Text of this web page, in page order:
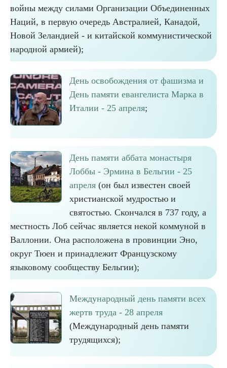
войны между силами Организации Объединенных
Наций, в первую очередь Австралией, Канадой,
Новой Зеландией - и китайской коммунистической
народной армией);
День освобождения от фашизма и
День памяти евангелиста Марка в
Италии - 25 апреля;
День памяти аббата монастыря
Лоббы - Эрмина в Бельгии - 25
апреля (он был известен своей
христианской мудростью и
святостью. Скончался в 737 году, а
местность Лоб сейчас является некой коммуной в
Валлонии. Она расположена в провинции Эно,
округ Тюен и принадлежит Французскому
языковому сообществу Бельгии);
Международный день памяти всех
жертв труда - 28 апреля
(Международный день памяти
трудящихся);